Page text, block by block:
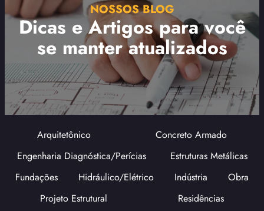
NOSSOS BLOG
Dicas e Artigos para você
se manter atualizados
Arquitetônico
Concreto Armado
Engenharia Diagnóstica/Perícias
Estruturas Metálicas
Fundações
Hidráulico/Elétrico Indústria
Obra
Projeto Estrutural
Residências